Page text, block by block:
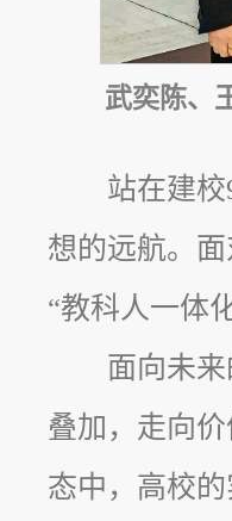
武奕陈、
站在建
想的远航。
“教科人一体
面向未
叠加，走向
态中，高校